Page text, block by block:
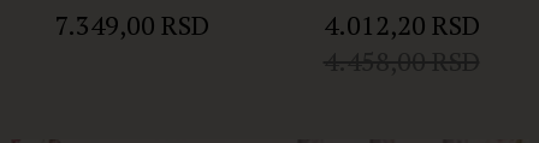
7.349,00 RSD
4.012,20 RSD